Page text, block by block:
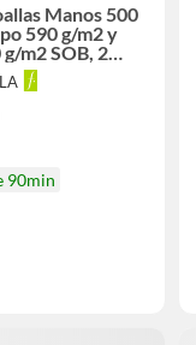
Manos 500
590 g/m2 y
m2 SOB, 2
cm + 2
cm + 1
cm
90min